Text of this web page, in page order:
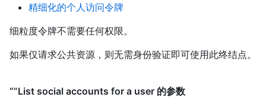
精细化的个人访问令牌
细粒度令牌不需要任何权限。
如果仅请求公共资源，则无需身份验证即可使用此终结点。
“”List social accounts for a user 的参数